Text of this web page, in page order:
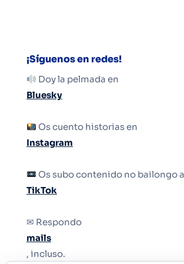
¡Síguenos en redes!
Doy la pelmada en
Bluesky
Os cuento historias en
Instagram
Os subo contenido no bailongo a
TikTok
✉ Respondo
mails
, incluso.